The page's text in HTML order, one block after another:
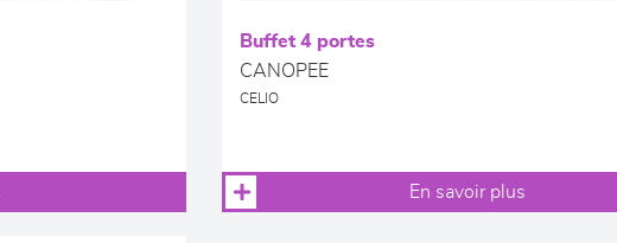
Buffet 4 portes
CANOPEE
CELIO
En savoir plus